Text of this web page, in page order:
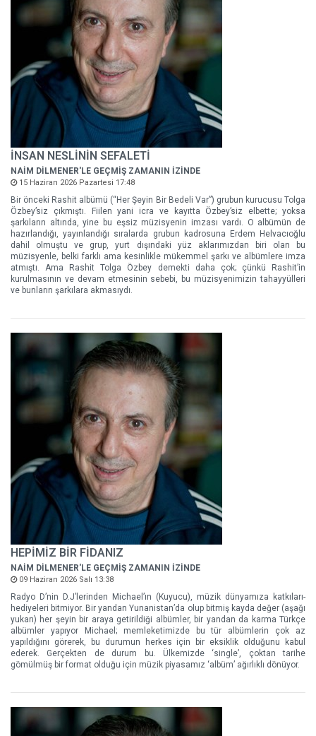
İNSAN NESLİNİN SEFALETİ
NAİM DİLMENER'LE GEÇMİŞ ZAMANIN İZİNDE
15 Haziran 2026 Pazartesi 17:48
Bir önceki Rashit albümü (“Her Şeyin Bir Bedeli Var”) grubun kurucusu Tolga
Özbey’siz çıkmıştı. Fiilen yani icra ve kayıtta Özbey’siz elbette; yoksa
şarkıların altında, yine bu eşsiz müzisyenin imzası vardı. O albümün de
hazırlandığı, yayınlandığı sıralarda grubun kadrosuna Erdem Helvacıoğlu
dahil olmuştu ve grup, yurt dışındaki yüz aklarımızdan biri olan bu
müzisyenle, belki farklı ama kesinlikle mükemmel şarkı ve albümlere imza
atmıştı. Ama Rashit Tolga Özbey demekti daha çok; çünkü Rashit’in
kurulmasının ve devam etmesinin sebebi, bu müzisyenimizin tahayyülleri
ve bunların şarkılara akmasıydı.
HEPİMİZ BİR FİDANIZ
NAİM DİLMENER'LE GEÇMİŞ ZAMANIN İZİNDE
09 Haziran 2026 Salı 13:38
Radyo D’nin D.J’lerinden Michael’ın (Kuyucu), müzik dünyamıza katkıları-
hediyeleri bitmiyor. Bir yandan Yunanistan’da olup bitmiş kayda değer (aşağı
yukarı) her şeyin bir araya getirildiği albümler, bir yandan da karma Türkçe
albümler yapıyor Michael; memleketimizde bu tür albümlerin çok az
yapıldığını görerek, bu durumun herkes için bir eksiklik olduğunu kabul
ederek. Gerçekten de durum bu. Ülkemizde ‘single’, çoktan tarihe
gömülmüş bir format olduğu için müzik piyasamız ‘albüm’ ağırlıklı dönüyor.